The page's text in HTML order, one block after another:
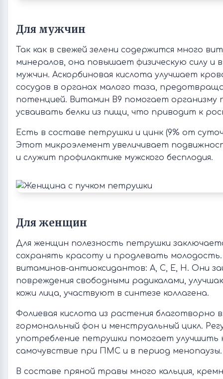
Для мужчин
Так как в свежей зелени содержится много
минералов, она повышает физическую силу и
мужчин. Аскорбиновая кислота улучшает
сосудов в органах малого таза,
потенцией. Витамин В9 помогает организму
усваивать белки из пищи, что приводит к
Есть в составе петрушки и цинк (9% от
Этот микроэлемент увеличивает
и служит профилактике мужского бесплодия.
Для женщин
Для женщин полезность петрушки
сохранять красоту и продлевать молодость.
витаминов-антиоксидантов: А, С, Е, Н. Они
повреждения свободными радикалами,
кожи лица, участвуют в синтезе коллагена.
Фолиевая кислота из растения благотворно
гормональный фон и менструальный цикл.
употребление петрушки помогает улучшить
самочувствие при ПМС и в период менопаузы.
В составе пряной травы много кальция,